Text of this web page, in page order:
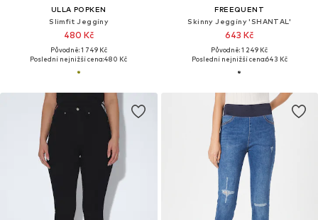
ULLA POPKEN
Slimfit Jeggíny
480 Kč
Původně: 1 749 Kč
Poslední nejnižší cena:480 Kč
FREEQUENT
Skinny Jeggíny 'SHANTAL'
643 Kč
Původně: 1 249 Kč
Poslední nejnižší cena:643 Kč